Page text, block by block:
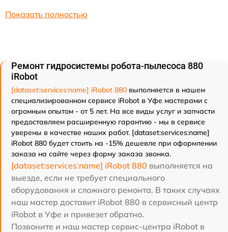
Показать полностью
Ремонт гидросистемы робота-пылесоса 880
iRobot
[dataset:services:name] iRobot 880 выполняется в нашем
специализированном сервисе iRobot в Уфе мастерами с
огромным опытом - от 5 лет. На все виды услуг и запчасти
предоставляем расширенную гарантию - мы в сервисе
уверены в качестве наших работ. [dataset:services:name]
iRobot 880 будет стоить на -15% дешевле при оформлении
заказа на сайте через форму заказа звонка.
[dataset:services:name] iRobot 880 выполняется на
выезде, если не требует специального
оборудования и сложного ремонта. В таких случаях
наш мастер доставит iRobot 880 в сервисный центр
iRobot в Уфе и привезет обратно.
Позвоните и наш мастер сервис-центра iRobot в